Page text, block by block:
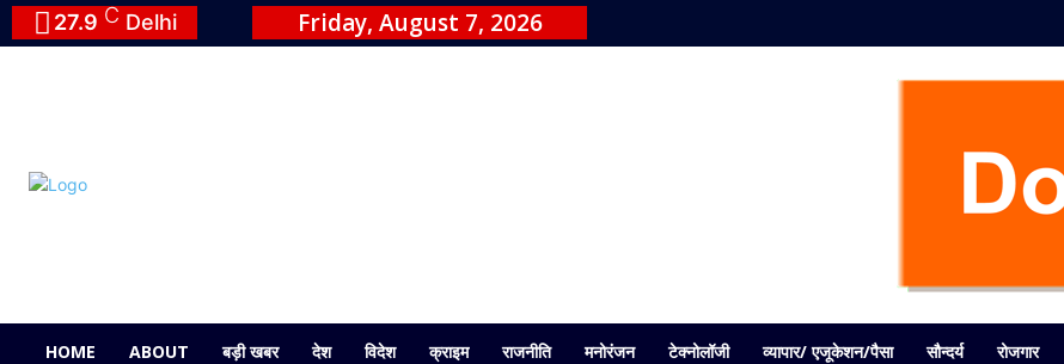
27.9 C Delhi Friday, August 7, 2026
HOME ABOUT बड़ी खबर देश विदेश क्राइम राजनीति मनोरंजन टेक्नोलॉजी व्यापार/ एजूकेशन/पैसा सौन्दर्य रोजगार